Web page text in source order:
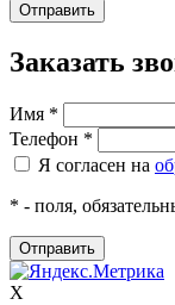
Заказать
Имя *
Телефон *
Я согласен на
* - поля,
X